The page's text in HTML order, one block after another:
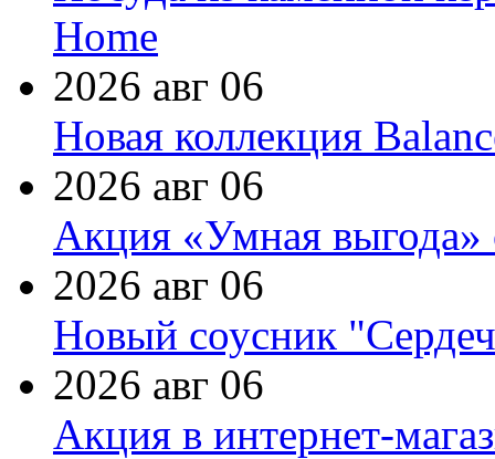
Home
2026 авг 06
Новая коллекция
2026 авг 06
Акция «Умная выгода»
2026 авг 06
Новый соусник
2026 авг 06
Акция в интернет-